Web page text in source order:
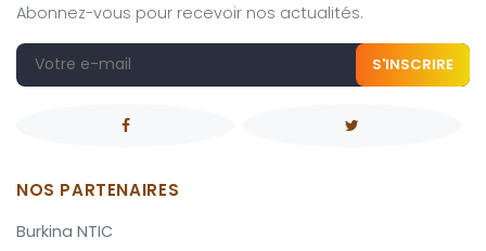
Abonnez-vous pour recevoir nos actualités.
S'INSCRIRE
NOS PARTENAIRES
Burkina NTIC